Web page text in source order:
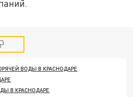
ВОДЫ В КРАСНОДАРЕ
В КРАСНОДАРЕ